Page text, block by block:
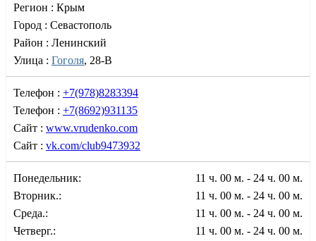
Регион : Крым
Город : Севастополь
Район : Ленинский
Улица : Гоголя, 28-В
Телефон : +7(978)8283394
Телефон : +7(8692)931135
Сайт : www.vrudenko.com
Сайт : vk.com/club9473932
Понедельник:
11 ч. 00 м. - 24 ч. 00 м.
Вторник.:
11 ч. 00 м. - 24 ч. 00 м.
Среда.:
11 ч. 00 м. - 24 ч. 00 м.
Четверг.:
11 ч. 00 м. - 24 ч. 00 м.